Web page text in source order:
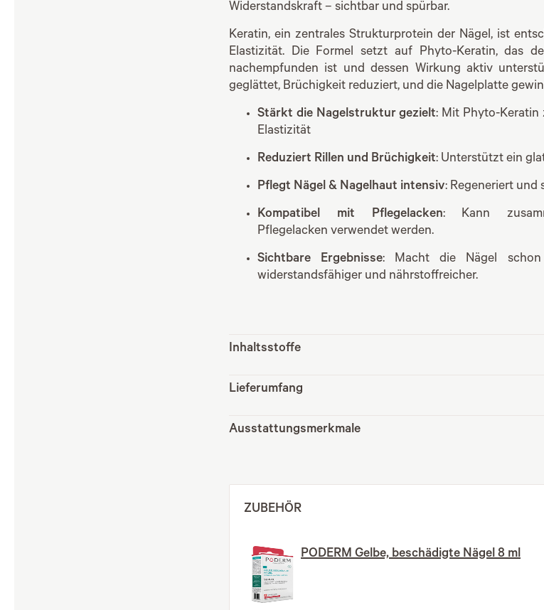
Widerstandskraft – sichtbar und spürbar.
Keratin, ein zentrales Strukturprotein der Nägel, ist
Elastizität. Die Formel setzt auf Phyto-Keratin, das
nachempfunden ist und dessen Wirkung aktiv
geglättet, Brüchigkeit reduziert, und die Nagelplatte
Stärkt die Nagelstruktur gezielt: Mit Phyto-Keratin
Elastizität
Reduziert Rillen und Brüchigkeit: Unterstützt ein
Pflegt Nägel & Nagelhaut intensiv: Regeneriert
Kompatibel mit Pflegelacken: Kann
Pflegelacken verwendet werden.
Sichtbare Ergebnisse: Macht die Nägel
widerstandsfähiger und nährstoffreicher.
Inhaltsstoffe
Lieferumfang
Ausstattungsmerkmale
ZUBEHÖR
PODERM Gelbe, beschädigte Nägel 8 ml